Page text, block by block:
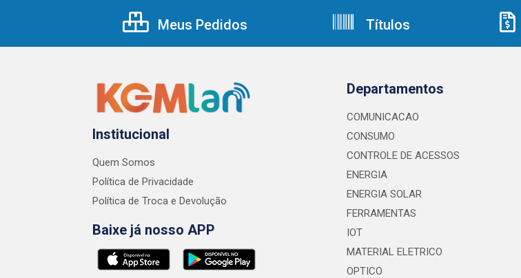
Meus Pedidos Títulos
Institucional
Quem Somos
Política de Privacidade
Política de Troca e Devolução
Baixe já nosso APP
Departamentos
COMUNICACAO
CONSUMO
CONTROLE DE ACESSOS
ENERGIA
ENERGIA SOLAR
FERRAMENTAS
IOT
MATERIAL ELETRICO
OPTICO